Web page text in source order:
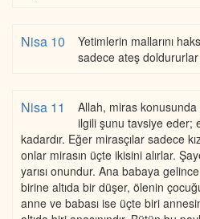
Nisa 10
Yetimlerin mallarını
sadece ateş doldururlar
Nisa 11
Allah, miras konusunda
ilgili şunu tavsiye eder;
kadardır. Eğer mirasçılar sadece
onlar mirasın üçte ikisini alırlar.
yarısı onundur. Ana babaya
birine altıda bir düşer, ölenin
anne ve babası ise üçte biri